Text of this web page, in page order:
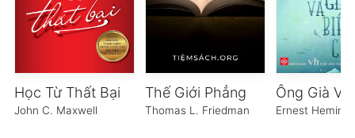
Học Từ Thất Bại
John C. Maxwell
Thế Giới Phẳng
Thomas L. Friedman Ernest